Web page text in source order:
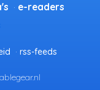
e-readers
rss-feeds